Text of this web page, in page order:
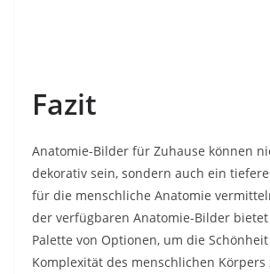
Fazit
Anatomie-Bilder für Zuhause können
dekorativ sein, sondern auch ein
für die menschliche Anatomie
der verfügbaren Anatomie-Bilder
Palette von Optionen, um die
Komplexität des menschlichen Körpers